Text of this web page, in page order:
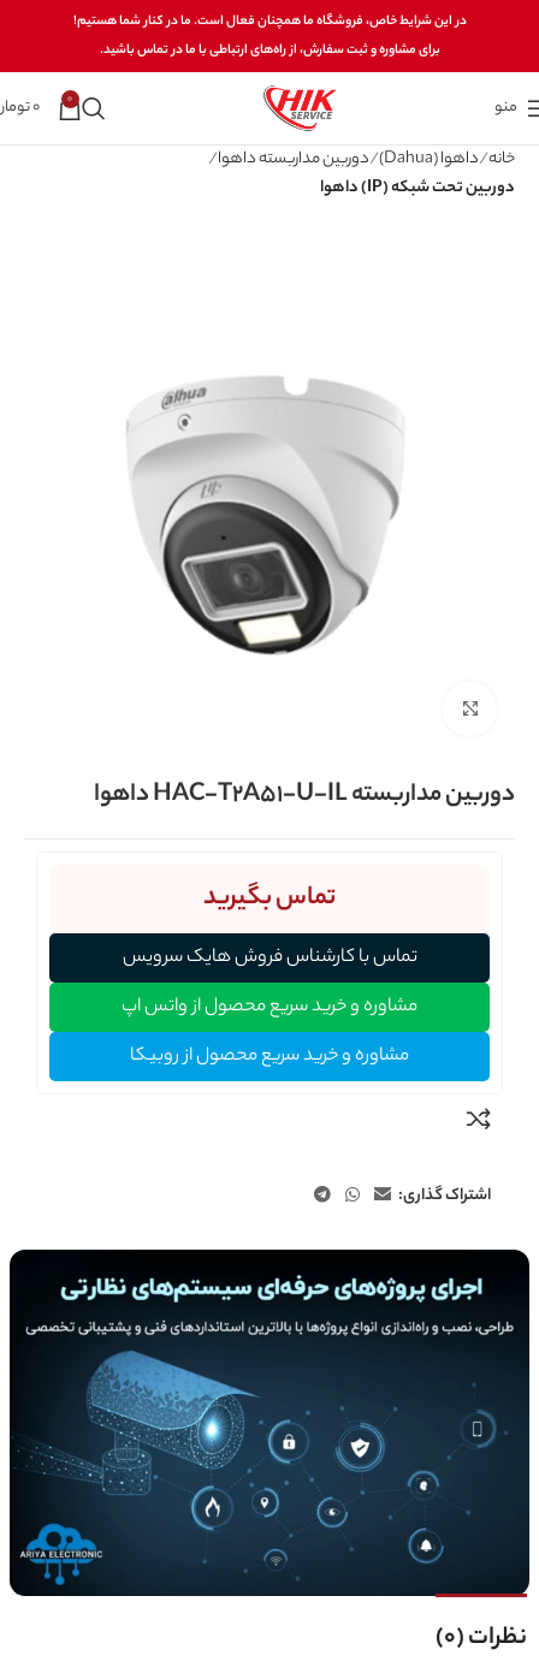
در این شرایط خاص، فروشگاه ما همچنان فعال است. ما در کنار شما هستیم!
برای مشاوره و ثبت سفارش، از راه‌های ارتباطی با ما در تماس باشید.
منو 0
0
خانه داهوا (Dahua)
دوربین مداربسته داهوا
دوربین تحت شبکه (IP) داهوا
دوربین مداربسته HAC-T2A51-U-IL داهوا
تماس بگیرید
تماس با کارشناس فروش هایک سرویس
مشاوره و خرید سریع محصول از واتس اپ
مشاوره و خرید سریع محصول از روبیکا
اشتراک گذاری:
نظرات (0)